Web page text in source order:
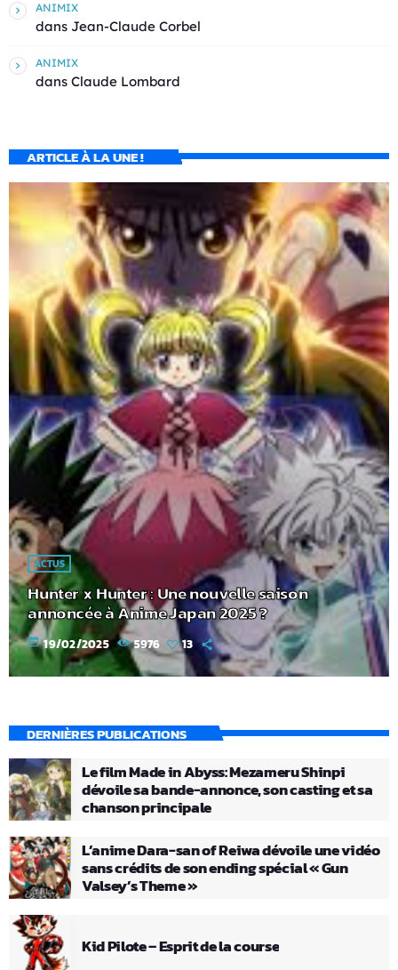
ANIMIX
dans Jean-Claude Corbel
ANIMIX
dans Claude Lombard
ARTICLE À LA UNE !
ACTUS
Hunter x Hunter : Une nouvelle saison
annoncée à Anime Japan 2025 ?
today 19/02/2025 5976 13
DERNIÈRES PUBLICATIONS
Le film Made in Abyss: Mezameru Shinpi
dévoile sa bande-annonce, son casting et sa
chanson principale
L’anime Dara-san of Reiwa dévoile une vidéo
sans crédits de son ending spécial « Gun
Valsey’s Theme »
Kid Pilote – Esprit de la course